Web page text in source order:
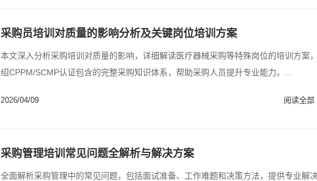
采购员培训对质量的影响分析及关键岗位培训方案
本文深入分析采购培训对质量的影响，详细解读医疗器械采购等特殊岗位的培训方案
绍CPPM/SCMP认证包含的完整采购知识体系，帮助采购人员提升专业能力。...
2026/04/09 阅读全部
采购管理培训常见问题全解析与解决方案
全面解析采购管理中的常见问题，包括面试准备、工作难题和决策方法，提供专业解